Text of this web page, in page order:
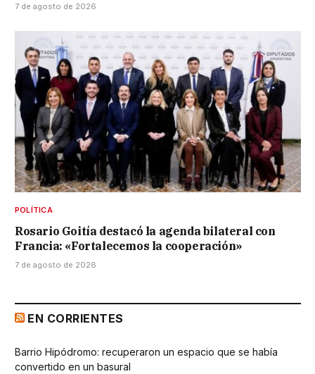
7 de agosto de 2026
POLÍTICA
Rosario Goitía destacó la agenda bilateral con
Francia: «Fortalecemos la cooperación»
7 de agosto de 2026
EN CORRIENTES
Barrio Hipódromo: recuperaron un espacio que se había
convertido en un basural